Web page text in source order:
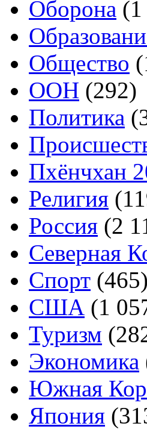
Оборона
Общество
ООН (292)
Политика
Пхёнчхан
Религия
Россия (2
Северная
Спорт (465)
США (1
Туризм
Экономика
Южная
Япония